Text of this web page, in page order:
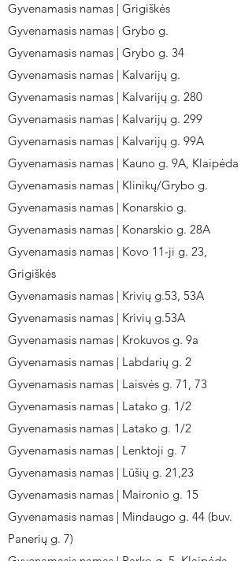
Gyvenamasis namas | Grigiškės
Gyvenamasis namas | Grybo g.
Gyvenamasis namas | Grybo g. 34
Gyvenamasis namas | Kalvarijų g.
Gyvenamasis namas | Kalvarijų g. 280
Gyvenamasis namas | Kalvarijų g. 299
Gyvenamasis namas | Kalvarijų g. 99A
Gyvenamasis namas | Kauno g. 9A, Klaipėda
Gyvenamasis namas | Klinikų/Grybo g.
Gyvenamasis namas | Konarskio g.
Gyvenamasis namas | Konarskio g. 28A
Gyvenamasis namas | Kovo 11-ji g. 23,
Grigiškės
Gyvenamasis namas | Krivių g.53, 53A
Gyvenamasis namas | Krivių g.53A
Gyvenamasis namas | Krokuvos g. 9a
Gyvenamasis namas | Labdarių g. 2
Gyvenamasis namas | Laisvės g. 71, 73
Gyvenamasis namas | Latako g. 1/2
Gyvenamasis namas | Latako g. 1/2
Gyvenamasis namas | Lenktoji g. 7
Gyvenamasis namas | Lūšių g. 21,23
Gyvenamasis namas | Maironio g. 15
Gyvenamasis namas | Mindaugo g. 44 (buv.
Panerių g. 7)